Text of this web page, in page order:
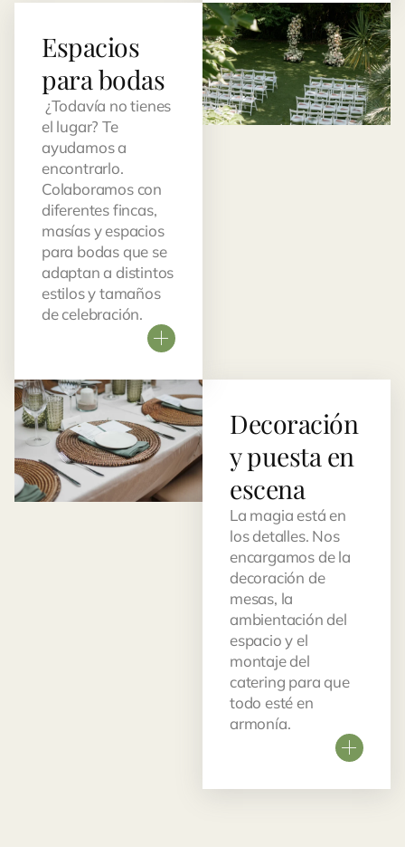
Espacios
para bodas
¿Todavía no tienes
el lugar? Te
ayudamos a
encontrarlo.
Colaboramos con
diferentes fincas,
masías y espacios
para bodas que se
adaptan a distintos
estilos y tamaños
de celebración.
Decoración
y puesta en
escena
La magia está en
los detalles. Nos
encargamos de la
decoración de
mesas, la
ambientación del
espacio y el
montaje del
catering para que
todo esté en
armonía.